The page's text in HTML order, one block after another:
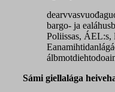
bargo- ja
Poliissas, ÁEL:s,
Sámi giellalága